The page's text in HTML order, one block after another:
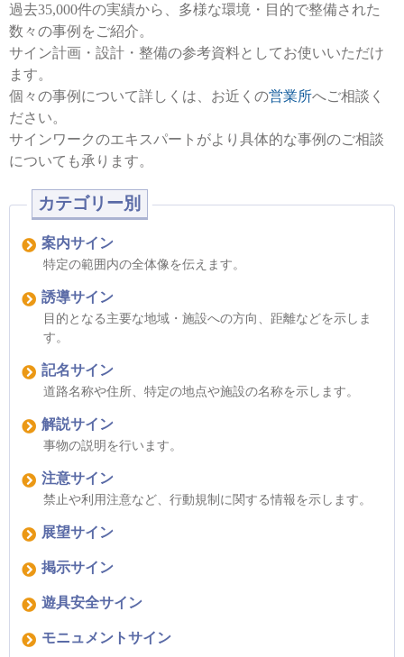
過去35,000件の実績から、多様な環境・目的で整備された
数々の事例をご紹介。
サイン計画・設計・整備の参考資料としてお使いいただけ
ます。
個々の事例について詳しくは、お近くの営業所へご相談く
ださい。
サインワークのエキスパートがより具体的な事例のご相談
についても承ります。
カテゴリー別
案内サイン
特定の範囲内の全体像を伝えます。
誘導サイン
目的となる主要な地域・施設への方向、距離などを示しま
す。
記名サイン
道路名称や住所、特定の地点や施設の名称を示します。
解説サイン
事物の説明を行います。
注意サイン
禁止や利用注意など、行動規制に関する情報を示します。
展望サイン
掲示サイン
遊具安全サイン
モニュメントサイン